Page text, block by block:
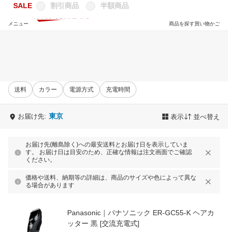
買い物かご
商品を探す
メニュー
SALE 割引商品 半額商品
送料 カラー 電源方式 充電時間
お届け先: 東京 表示 並べ替え
お届け先(離島除く)への最安送料とお届け日を表示していま
す。 お届け日は目安のため、正確な情報は注文画面でご確認
ください。
価格や送料、納期等の詳細は、商品のサイズや色によって異な
る場合があります
Panasonic｜パナソニック ER-GC55-K ヘアカ
ッター 黒 [交流充電式]